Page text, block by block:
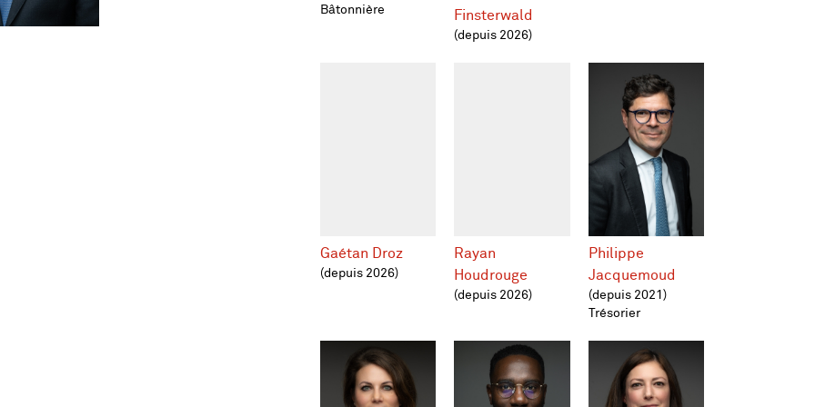
Bâtonnière
Finsterwald
(depuis 2026)
Gaétan Droz
(depuis 2026)
Rayan
Houdrouge
(depuis 2026)
Philippe
Jacquemoud
(depuis 2021)
Trésorier